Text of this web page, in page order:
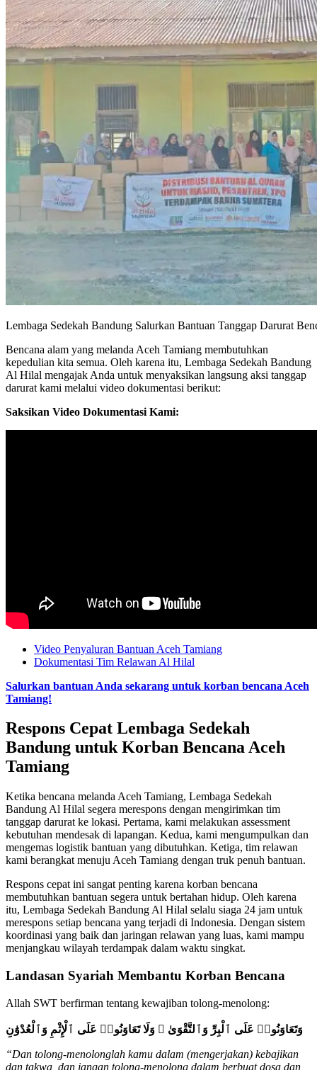
Lembaga Sedekah Bandung Salurkan Bantuan Tanggap Darurat
Bencana alam yang melanda Aceh Tamiang membutuhkan
kepedulian kita semua. Oleh karena itu, Lembaga Sedekah Bandung
Al Hilal mengajak Anda untuk menyaksikan langsung aksi tanggap
darurat kami melalui video dokumentasi berikut:
Saksikan Video Dokumentasi Kami:
Video Penyaluran Bantuan Aceh Tamiang
Dokumentasi Tim Relawan Al Hilal
Salurkan bantuan Anda sekarang untuk korban bencana Aceh
Tamiang!
Respons Cepat Lembaga Sedekah
Bandung untuk Korban Bencana Aceh
Tamiang
Ketika bencana melanda Aceh Tamiang, Lembaga Sedekah
Bandung Al Hilal segera merespons dengan mengirimkan tim
tanggap darurat ke lokasi. Pertama, kami melakukan assessment
kebutuhan mendesak di lapangan. Kedua, kami mengumpulkan dan
mengemas logistik bantuan yang dibutuhkan. Ketiga, tim relawan
kami berangkat menuju Aceh Tamiang dengan truk penuh bantuan.
Respons cepat ini sangat penting karena korban bencana
membutuhkan bantuan segera untuk bertahan hidup. Oleh karena
itu, Lembaga Sedekah Bandung Al Hilal selalu siaga 24 jam untuk
merespons setiap bencana yang terjadi di Indonesia. Dengan sistem
koordinasi yang baik dan jaringan relawan yang luas, kami mampu
menjangkau wilayah terdampak dalam waktu singkat.
Landasan Syariah Membantu Korban Bencana
Allah SWT berfirman tentang kewajiban tolong-menolong:
وَتَعَاوَنُوا۟ عَلَى ٱلْبِرِّ وَٱلتَّقْوَىٰ ۖ وَلَا تَعَاوَنُوا۟ عَلَى ٱلْإِثْمِ وَٱلْعُدْوَٰنِ
“Dan tolong-menolonglah kamu dalam (mengerjakan) kebajikan
dan takwa, dan jangan tolong-menolong dalam berbuat dosa dan